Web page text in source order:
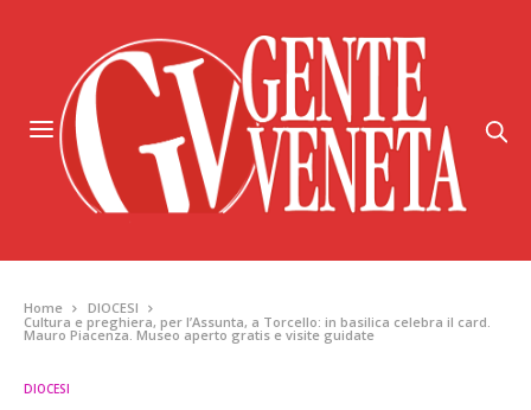
Home
DIOCESI
Cultura e preghiera, per l’Assunta, a Torcello: in basilica celebra il card.
Mauro Piacenza. Museo aperto gratis e visite guidate
DIOCESI